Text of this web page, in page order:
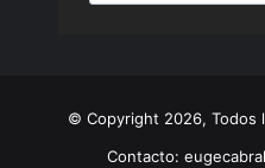
© Copyright 2026, Todos
Contacto: